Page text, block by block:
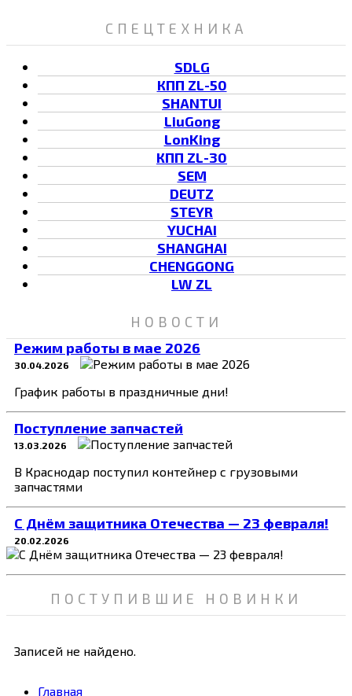
СПЕЦТЕХНИКА
SDLG
КПП ZL-50
SHANTUI
LiuGong
LonKing
КПП ZL-30
SEM
DEUTZ
STEYR
YUCHAI
SHANGHAI
CHENGGONG
LW ZL
НОВОСТИ
Режим работы в мае 2026
30.04.2026
График работы в праздничные дни!
Поступление запчастей
13.03.2026
В Краснодар поступил контейнер с грузовыми
запчастями
C Днём защитника Отечества — 23 февраля!
20.02.2026
ПОСТУПИВШИЕ НОВИНКИ
Записей не найдено.
Главная